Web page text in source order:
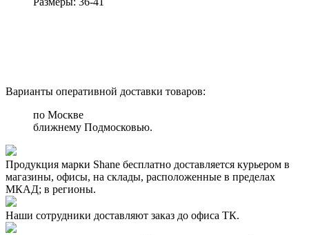
Варианты оперативной доставки товаров:
по Москве
ближнему Подмосковью.
Продукция марки Shane бесплатно доставляется курьером в
магазины, офисы, на склады, расположенные в пределах
МКАД; в регионы.
Наши сотрудники доставляют заказ до офиса ТК.